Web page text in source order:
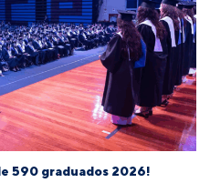
590 graduados 2026!